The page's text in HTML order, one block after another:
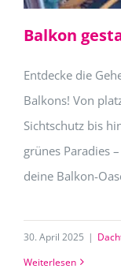
Balkon
Entdecke die
Balkons! Von
Sichtschutz bis
grünes Paradies
deine Balkon-
30. April 2025 |
Weiterlesen